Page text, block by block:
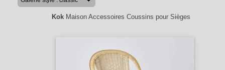
KokMaison Accessoires Coussins pour Sièges